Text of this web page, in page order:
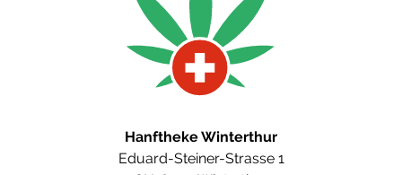
Hanftheke Winterthur
Eduard-Steiner-Strasse 1